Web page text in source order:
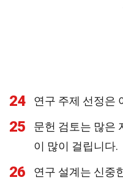
24 연구 주제 선정은
25
문헌 검토는 많은
이 많이 걸립니다.
26 연구 설계는 신중